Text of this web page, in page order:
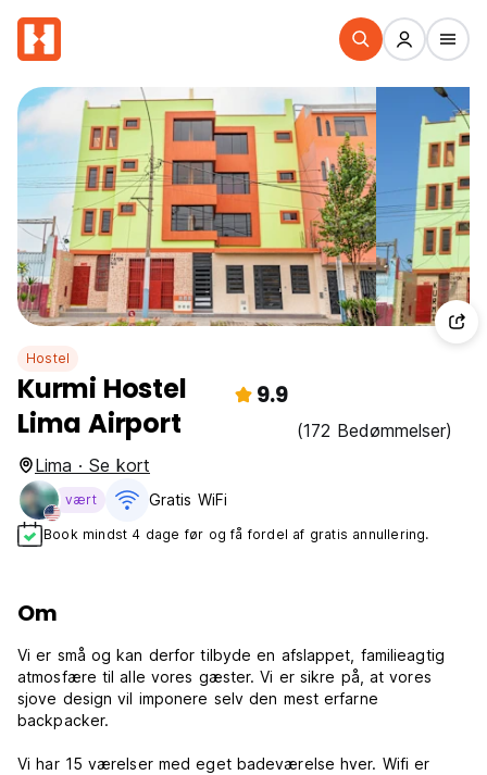
Hostel
Kurmi Hostel
Lima Airport
9.9
(172 Bedømmelser)
Lima · Se kort
vært Gratis WiFi
Book mindst 4 dage før og få fordel af gratis annullering.
Om
Vi er små og kan derfor tilbyde en afslappet, familieagtig
atmosfære til alle vores gæster. Vi er sikre på, at vores
sjove design vil imponere selv den mest erfarne
backpacker.
Vi har 15 værelser med eget badeværelse hver. Wifi er